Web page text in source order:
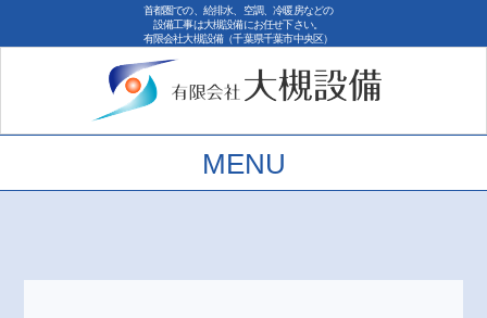
首都圏での、給排水、空調、冷暖房などの
設備工事は大槻設備にお任せ下さい。
有限会社大槻設備（千葉県千葉市中央区）
MENU